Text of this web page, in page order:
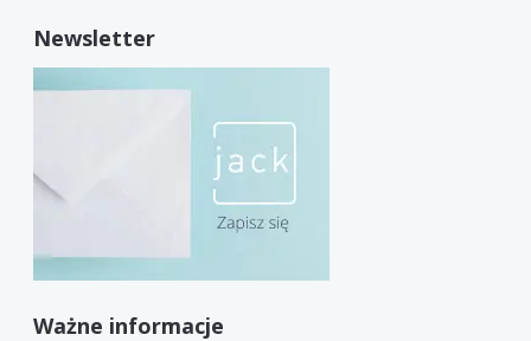
Newsletter
Ważne informacje